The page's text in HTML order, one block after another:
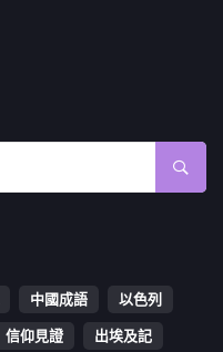
中國成語
以色列
信仰見證
出埃及記